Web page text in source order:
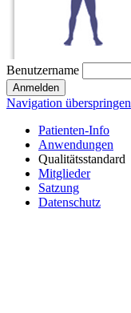
Benutzername
Navigation überspringen
Patienten-Info
Anwendungen
Qualitätsstandard
Mitglieder
Satzung
Datenschutz